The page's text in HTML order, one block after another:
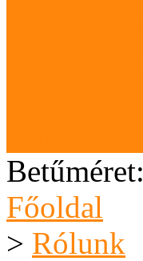
Betűméret:
Főoldal
> Rólunk